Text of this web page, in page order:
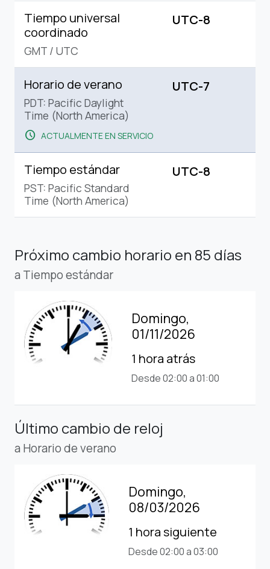
Tiempo universal
coordinado
GMT / UTC
UTC-8
Horario de verano
PDT: Pacific Daylight
Time (North America)
schedule ACTUALMENTE EN SERVICIO
UTC-7
Tiempo estándar
PST: Pacific Standard
Time (North America)
UTC-8
Próximo cambio horario en 85 días
a Tiempo estándar
Domingo,
01/11/2026
1 hora atrás
Desde 02:00 a 01:00
Último cambio de reloj
a Horario de verano
Domingo,
08/03/2026
1 hora siguiente
Desde 02:00 a 03:00